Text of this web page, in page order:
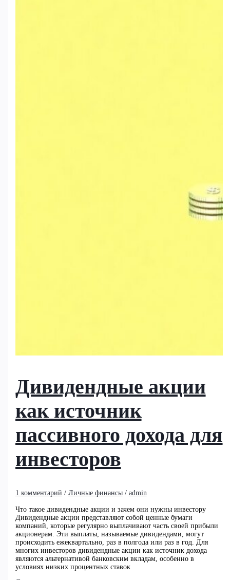
Дивидендные акции
как источник
пассивного дохода для
инвесторов
1 комментарий / Личные финансы/ admin
Что такое дивидендные акции и зачем они нужны инвестору
Дивидендные акции представляют собой ценные бумаги
компаний, которые регулярно выплачивают часть своей прибыли
акционерам. Эти выплаты, называемые дивидендами, могут
происходить ежеквартально, раз в полгода или раз в год. Для
многих инвесторов дивидендные акции как источник дохода
являются альтернативой банковским вкладам, особенно в
условиях низких процентных ставок